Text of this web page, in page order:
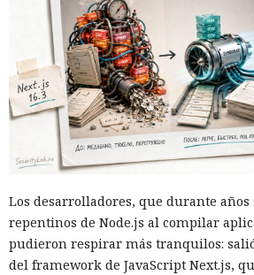
Los desarrolladores, que durante
repentinos de Node.js al compilar
pudieron respirar más tranquilos:
del framework de JavaScript Next.js,